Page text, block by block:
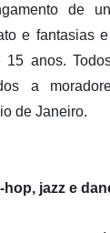
de
e fantasias
15 anos.
a
de Janeiro.
jazz e